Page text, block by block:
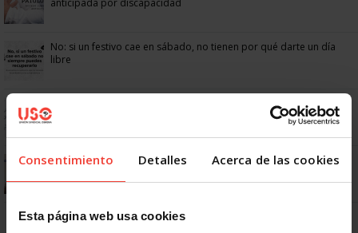
Consentimiento Detalles Acerca de las cookies
Esta página web usa cookies
No: si un festivo cae en sábado, no tienen por qué darte un día
libre
¿Puedo viajar estando de baja?